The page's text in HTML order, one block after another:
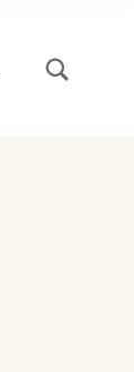
Search for: